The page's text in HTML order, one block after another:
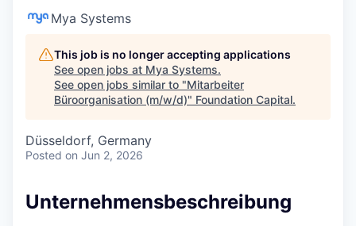
Mya Systems
This job is no longer accepting applications
See open jobs at Mya Systems.
See open jobs similar to "Mitarbeiter
Büroorganisation (m/w/d)" Foundation Capital.
Düsseldorf, Germany
Posted on Jun 2, 2026
Unternehmensbeschreibung